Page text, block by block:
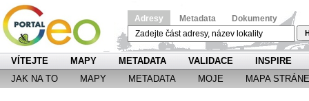
Adresy Metadata Dokumenty
VÍTEJTE MAPY METADATA VALIDACE
INSPIRE
JAK NA TO
MAPY METADATA MOJE MAPA